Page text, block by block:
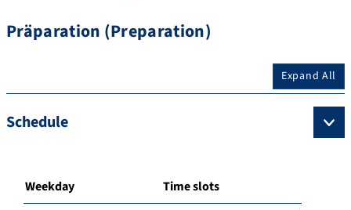
Präparation (Preparation)
Expand All
Schedule
Weekday Time slots